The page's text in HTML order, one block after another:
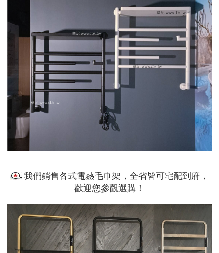
我們銷售各式電熱毛巾架，全省皆可宅配到府，
歡迎您參觀選購！